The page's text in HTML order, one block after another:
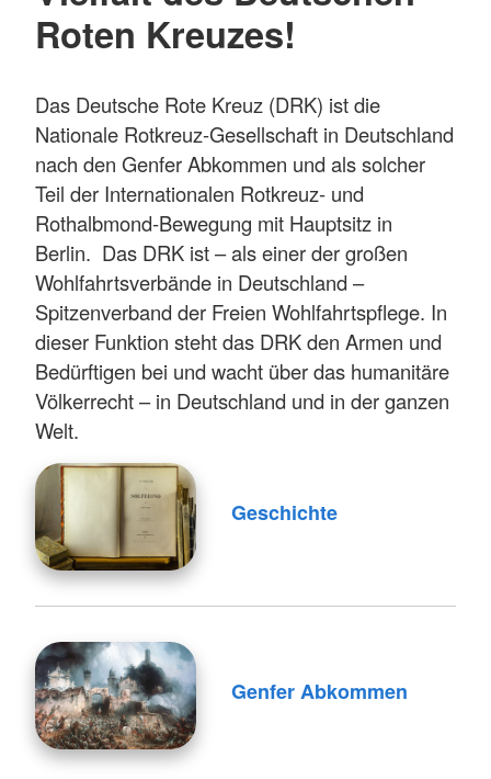
Roten Kreuzes!
Das Deutsche Rote Kreuz (DRK) ist die
Nationale Rotkreuz-Gesellschaft in Deutschland
nach den Genfer Abkommen und als solcher
Teil der Internationalen Rotkreuz- und
Rothalbmond-Bewegung mit Hauptsitz in
Berlin. Das DRK ist – als einer der großen
Wohlfahrtsverbände in Deutschland –
Spitzenverband der Freien Wohlfahrtspflege. In
dieser Funktion steht das DRK den Armen und
Bedürftigen bei und wacht über das humanitäre
Völkerrecht – in Deutschland und in der ganzen
Welt.
Geschichte
Genfer Abkommen